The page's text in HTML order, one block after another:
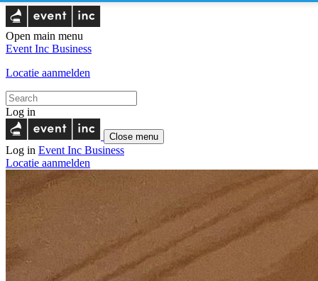
Open main menu
Event Inc Business
Locatie aanmelden
Log in
Close menu
Log in Event Inc Business
Locatie aanmelden